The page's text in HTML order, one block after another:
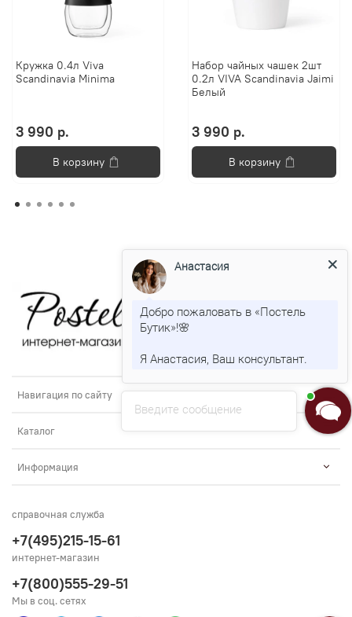
Кружка 0.4л Viva
Scandinavia Minima
3 990 р.
В корзину
Набор чайных чашек 2шт
0.2л VIVA Scandinavia Jaimi
Белый
3 990 р.
В корзину
Навигация по сайту
Каталог
Информация
справочная служба
+7(495)215-15-61
интернет-магазин
+7(800)555-29-51
Мы в соц. сетях
Введите сообщение
Анастасия
Добро пожаловать в «Постель
Бутик»!🌸
Я Анастасия, Ваш консультант.